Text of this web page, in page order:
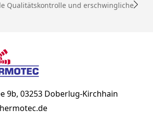
Qualitätskontrolle und erschwingliche
9b, 03253 Doberlug-Kirchhain